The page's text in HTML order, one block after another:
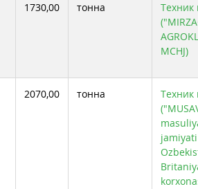
1730,00 тонна
Техник
MCHJ)
2070,00 тонна
Техник